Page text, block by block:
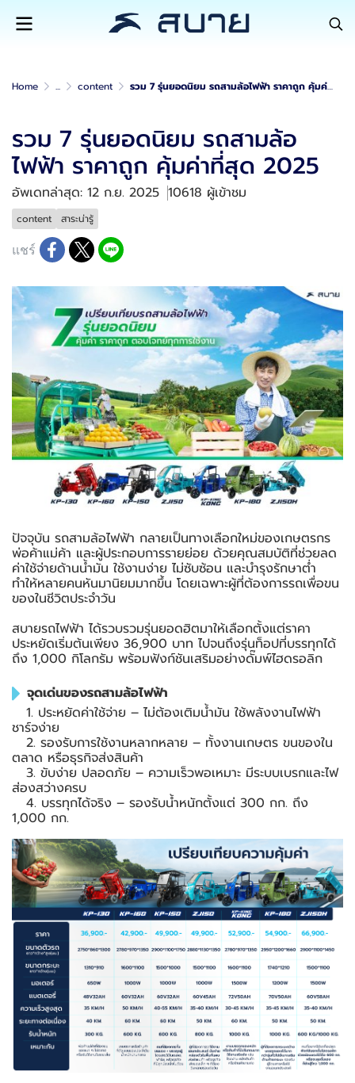
Home ... content รวม 7 รุ่นยอดนิยม รถสามล้อไฟฟ้า ราคาถูก คุ้มค่าที่สุด 2025
รวม 7 รุ่นยอดนิยม รถสามล้อ
ไฟฟ้า ราคาถูก คุ้มค่าที่สุด 2025
อัพเดทล่าสุด: 12 ก.ย. 2025 10618 ผู้เข้าชม
content สาระน่ารู้
แชร์
ปัจจุบัน รถสามล้อไฟฟ้า กลายเป็นทางเลือกใหม่ของเกษตรกร
พ่อค้าแม่ค้า และผู้ประกอบการรายย่อย ด้วยคุณสมบัติที่ช่วยลด
ค่าใช้จ่ายด้านน้ำมัน ใช้งานง่าย ไม่ซับซ้อน และบำรุงรักษาต่ำ
ทำให้หลายคนหันมานิยมมากขึ้น โดยเฉพาะผู้ที่ต้องการรถเพื่อขน
ของในชีวิตประจำวัน
สบายรถไฟฟ้า ได้รวบรวมรุ่นยอดฮิตมาให้เลือกตั้งแต่ราคา
ประหยัดเริ่มต้นเพียง 36,900 บาท ไปจนถึงรุ่นท็อปที่บรรทุกได้
ถึง 1,000 กิโลกรัม พร้อมฟังก์ชันเสริมอย่างดั๊มพ์ไฮดรอลิก
จุดเด่นของรถสามล้อไฟฟ้า
1. ประหยัดค่าใช้จ่าย – ไม่ต้องเติมน้ำมัน ใช้พลังงานไฟฟ้า
ชาร์จง่าย
2. รองรับการใช้งานหลากหลาย – ทั้งงานเกษตร ขนของใน
ตลาด หรือธุรกิจส่งสินค้า
3. ขับง่าย ปลอดภัย – ความเร็วพอเหมาะ มีระบบเบรกและไฟ
ส่องสว่างครบ
4. บรรทุกได้จริง – รองรับน้ำหนักตั้งแต่ 300 กก. ถึง
1,000 กก.